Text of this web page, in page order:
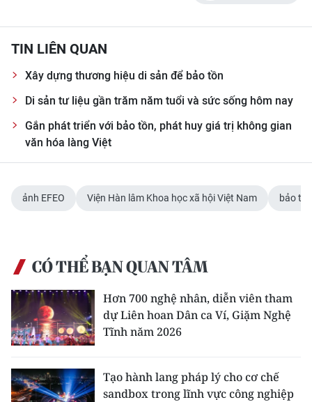
TIN LIÊN QUAN
Xây dựng thương hiệu di sản để bảo tồn
Di sản tư liệu gần trăm năm tuổi và sức sống hôm nay
Gắn phát triển với bảo tồn, phát huy giá trị không gian
văn hóa làng Việt
ảnh EFEO Viện Hàn lâm Khoa học xã hội Việt Nam bảo
CÓ THỂ BẠN QUAN TÂM
Hơn 700 nghệ nhân, diễn viên tham
dự Liên hoan Dân ca Ví, Giặm Nghệ
Tĩnh năm 2026
Tạo hành lang pháp lý cho cơ chế
sandbox trong lĩnh vực công nghiệp